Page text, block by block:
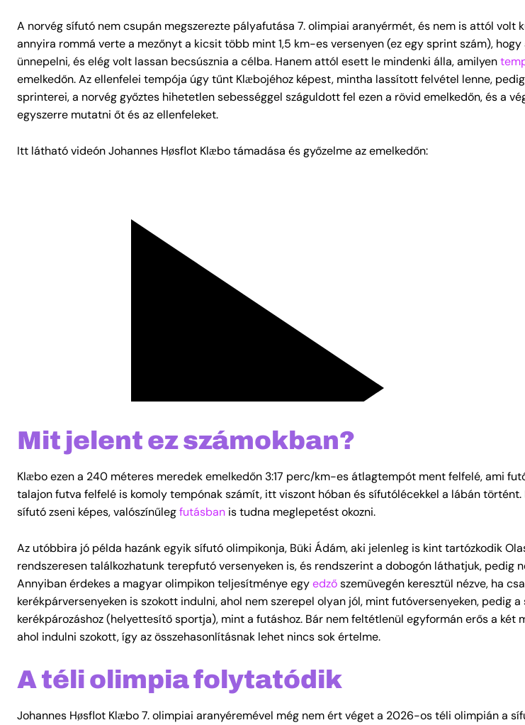
A norvég sífutó nem csupán megszerezte pályafutása 7. olimpiai aranyérmét, és nem is attól volt
annyira rommá verte a mezőnyt a kicsit több mint 1,5 km-es versenyen (ez egy sprint szám),
ünnepelni, és elég volt lassan becsúsznia a célba. Hanem attól esett le mindenki álla, amilyen
emelkedőn. Az ellenfelei tempója úgy tűnt Klæbojéhoz képest, mintha lassított felvétel lenne,
sprinterei, a norvég győztes hihetetlen sebességgel száguldott fel ezen a rövid emelkedőn, és a
egyszerre mutatni őt és az ellenfeleket.
Itt látható videón Johannes Høsflot Klæbo támadása és győzelme az emelkedőn:
Mit jelent ez számokban?
Klæbo ezen a 240 méteres meredek emelkedőn 3:17 perc/km-es átlagtempót ment felfelé, ami
talajon futva felfelé is komoly tempónak számít, itt viszont hóban és sífutólécekkel a lábán történt.
sífutó zseni képes, valószínűleg futásban is tudna meglepetést okozni.
Az utóbbira jó példa hazánk egyik sífutó olimpikonja, Büki Ádám, aki jelenleg is kint tartózkodik
rendszeresen találkozhatunk terepfutó versenyeken is, és rendszerint a dobogón láthatjuk, pedig
Annyiban érdekes a magyar olimpikon teljesítménye egy edző szemüvegén keresztül nézve, ha
kerékpárversenyeken is szokott indulni, ahol nem szerepel olyan jól, mint futóversenyeken, pedig
kerékpározáshoz (helyettesítő sportja), mint a futáshoz. Bár nem feltétlenül egyformán erős a két
ahol indulni szokott, így az összehasonlításnak lehet nincs sok értelme.
A téli olimpia folytatódik
Johannes Høsflot Klæbo 7. olimpiai aranyéremével még nem ért véget a 2026-os téli olimpián a